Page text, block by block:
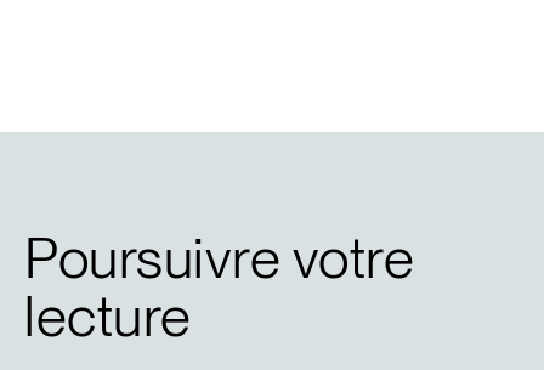
Poursuivre votre
lecture